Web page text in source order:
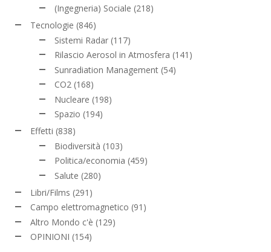
(Ingegneria) Sociale (218)
Tecnologie (846)
Sistemi Radar (117)
Rilascio Aerosol in Atmosfera (141)
Sunradiation Management (54)
CO2 (168)
Nucleare (198)
Spazio (194)
Effetti (838)
Biodiversità (103)
Politica/economia (459)
Salute (280)
Libri/Films (291)
Campo elettromagnetico (91)
Altro Mondo c'è (129)
OPINIONI (154)